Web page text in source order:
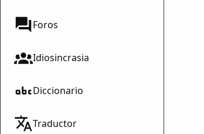
Foros
Idiosincrasia
Diccionario
Traductor